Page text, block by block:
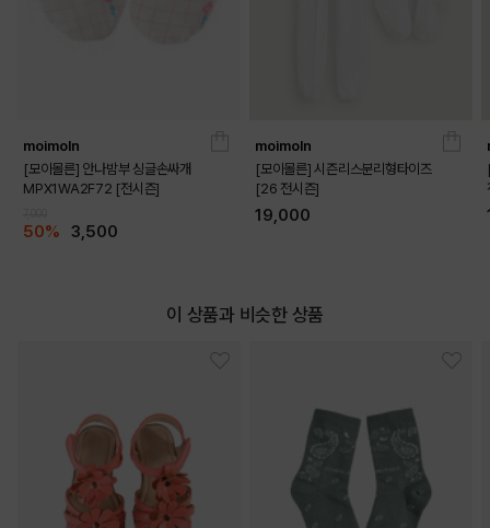
moimoln
[모이몰른] 안나밤부 싱글손싸개
MPX1WA2F72 [전시즌]
50% 3,500
moimoln
[모이몰른] 시즌리스분리형타이즈
[26 전시즌]
19,000
이 상품과 비슷한 상품